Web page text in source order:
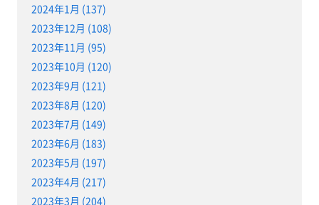
2024年1月 (137)
2023年12月 (108)
2023年11月 (95)
2023年10月 (120)
2023年9月 (121)
2023年8月 (120)
2023年7月 (149)
2023年6月 (183)
2023年5月 (197)
2023年4月 (217)
2023年3月 (204)